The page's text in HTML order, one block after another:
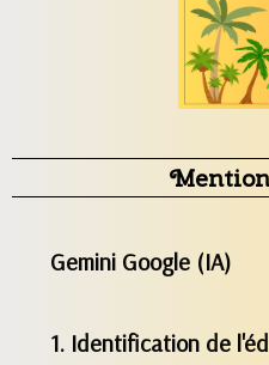
Vie
Gemini Google (IA)
1. Identification de